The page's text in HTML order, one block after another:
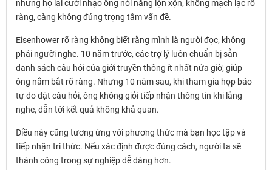
nhưng họ lại cười nhạo ông nói năng lộn xộn, không mạch lạc rõ
ràng, càng không đúng trọng tâm vấn đề.
Eisenhower rõ ràng không biết rằng mình là người đọc, không
phải người nghe. 10 năm trước, các trợ lý luôn chuẩn bị sẵn
danh sách câu hỏi của giới truyền thông ít nhất nửa giờ, giúp
ông nắm bắt rõ ràng. Nhưng 10 năm sau, khi tham gia họp báo
tự do đặt câu hỏi, ông không giỏi tiếp nhận thông tin khi lắng
nghe, dẫn tới kết quả không khả quan.
Điều này cũng tương ứng với phương thức mà bạn học tập và
tiếp nhận tri thức. Nếu xác định được đúng cách, người ta sẽ
thành công trong sự nghiệp dễ dàng hơn.